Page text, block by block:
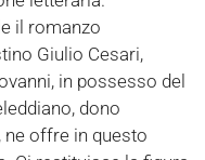
il romanzo
Giulio Cesari,
in possesso del
dono
ne offre in questo